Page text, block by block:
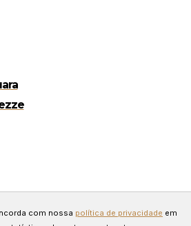
Todos os
com nossa política de privacidade em